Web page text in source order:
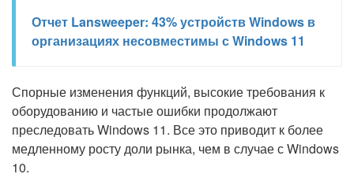
Отчет Lansweeper: 43% устройств Windows в
организациях несовместимы с Windows 11
Спорные изменения функций, высокие требования к
оборудованию и частые ошибки продолжают
преследовать Windows 11. Все это приводит к более
медленному росту доли рынка, чем в случае с Windows
10.